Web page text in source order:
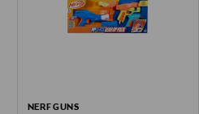
NERF GUNS